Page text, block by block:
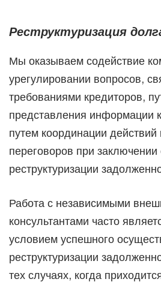
Реструктуризация
Мы оказываем содействие
урегулировании вопросов,
требованиями кредиторов,
представления информации
путем координации
переговоров при
реструктуризации
Работа с независимыми
консультантами часто
условием успешного
реструктуризации
тех случаях, когда